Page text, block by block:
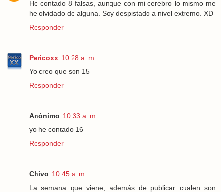
He contado 8 falsas, aunque con mi cerebro lo mismo me
he olvidado de alguna. Soy despistado a nivel extremo. XD
Responder
Pericoxx 10:28 a. m.
Yo creo que son 15
Responder
Anónimo 10:33 a. m.
yo he contado 16
Responder
Chivo 10:45 a. m.
La semana que viene, además de publicar cualen son